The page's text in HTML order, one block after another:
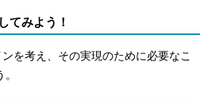
てみよう！
を考え、その実現のために必要なこ